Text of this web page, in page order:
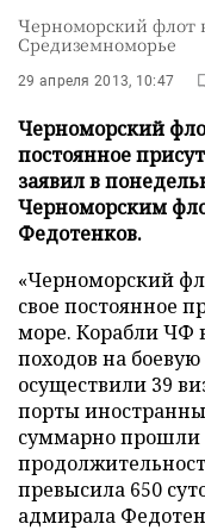
Черноморский флот
Средиземноморье
29 апреля 2013, 10:47
Черноморский
постоянное
заявил в
Черноморским
Федотенков.
«Черноморский
свое постоянное
море. Корабли ЧФ
походов на
осуществили 39
порты
суммарно прошли
превысила 650
адмирала